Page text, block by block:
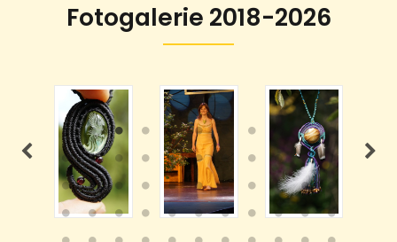
Fotogalerie 2018-2026